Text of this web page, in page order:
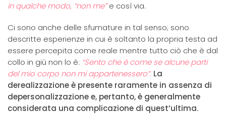
in qualche modo, “non me”e così via.
Ci sono anche delle sfumature in tal senso; sono
descritte esperienze in cui è soltanto la propria testa ad
essere percepita come reale mentre tutto ciò che è dal
collo in giù non lo è: “Sento che è come se alcune parti
del mio corpo non mi appartenessero”. La
derealizzazione è presente raramente in assenza di
depersonalizzazione e, pertanto, è generalmente
considerata una complicazione di quest’ultima.